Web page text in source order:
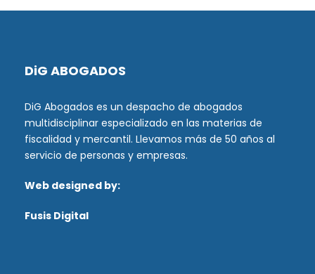
DiG ABOGADOS
DiG Abogados es un despacho de abogados
multidisciplinar especializado en las materias de
fiscalidad y mercantil. Llevamos más de 50 años al
servicio de personas y empresas.
Web designed by:
Fusis Digital